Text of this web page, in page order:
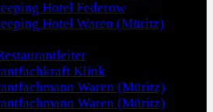
Hotel Federow
Hotel Waren (Müritz)
Klink
Waren (Müritz)
Waren (Müritz)